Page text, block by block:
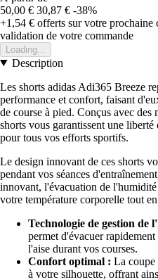
50,00 € 30,87 € -38%
+1,54 € offerts sur votre prochaine
validation de votre commande
Loading...
Description
Les shorts adidas Adi365 Breeze
performance et confort, faisant
de course à pied. Conçus avec des
shorts vous garantissent une
pour tous vos efforts sportifs.
Le design innovant de ces shorts
pendant vos séances
innovant, l'évacuation de
votre température corporelle tout
Technologie de gestion de
permet d'évacuer
l'aise durant vos courses.
Confort optimal : La coupe
à votre silhouette, offrant